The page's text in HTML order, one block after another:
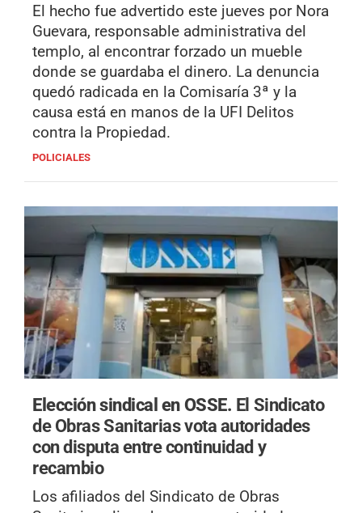
El hecho fue advertido este jueves por Nora
Guevara, responsable administrativa del
templo, al encontrar forzado un mueble
donde se guardaba el dinero. La denuncia
quedó radicada en la Comisaría 3ª y la
causa está en manos de la UFI Delitos
contra la Propiedad.
POLICIALES
Elección sindical en OSSE. El Sindicato
de Obras Sanitarias vota autoridades
con disputa entre continuidad y
recambio
Los afiliados del Sindicato de Obras